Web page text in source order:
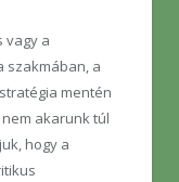
vagy a
szakmában, a
mentén
akarunk túl
hogy a